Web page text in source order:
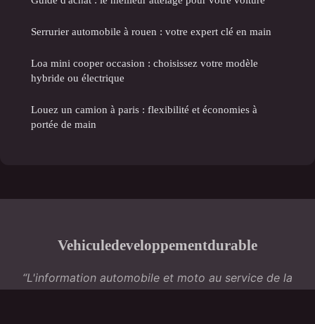
Serrurier automobile à rouen : votre expert clé en main
Loa mini cooper occasion : choisissez votre modèle
hybride ou électrique
Louez un camion à paris : flexibilité et économies à
portée de main
Vehiculedeveloppementdurable
“L'information automobile et moto au service de la